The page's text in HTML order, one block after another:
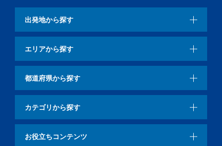
出発地から探す
エリアから探す
都道府県から探す
カテゴリから探す
お役立ちコンテンツ